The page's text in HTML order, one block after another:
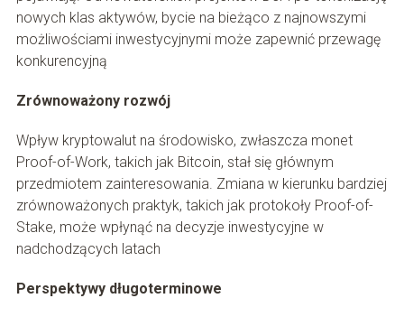
nowych klas aktywów, bycie na bieżąco z najnowszymi
możliwościami inwestycyjnymi może zapewnić przewagę
konkurencyjną
Zrównoważony rozwój
Wpływ kryptowalut na środowisko, zwłaszcza monet
Proof-of-Work, takich jak Bitcoin, stał się głównym
przedmiotem zainteresowania. Zmiana w kierunku bardziej
zrównoważonych praktyk, takich jak protokoły Proof-of-
Stake, może wpłynąć na decyzje inwestycyjne w
nadchodzących latach
Perspektywy długoterminowe